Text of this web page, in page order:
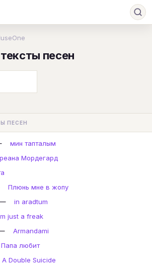
М Н О
Х Ц
B C
K L M N O P
T U V W X Y
песен
ПЕСЕН
мин тапталым
Мордегард
Плюнь мне в жопу
in aradtum
just a freak
Armandami
Папа любит
A Double Suicide